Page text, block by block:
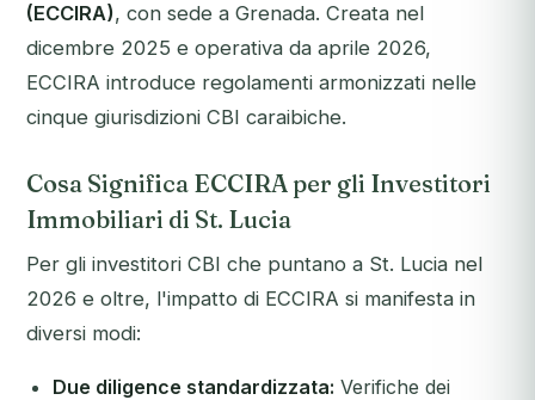
(ECCIRA), con sede a Grenada. Creata nel
dicembre 2025 e operativa da aprile 2026,
ECCIRA introduce regolamenti armonizzati nelle
cinque giurisdizioni CBI caraibiche.
Cosa Significa ECCIRA per gli Investitori
Immobiliari di St. Lucia
Per gli investitori CBI che puntano a St. Lucia nel
2026 e oltre, l'impatto di ECCIRA si manifesta in
diversi modi:
Due diligence standardizzata: Verifiche dei